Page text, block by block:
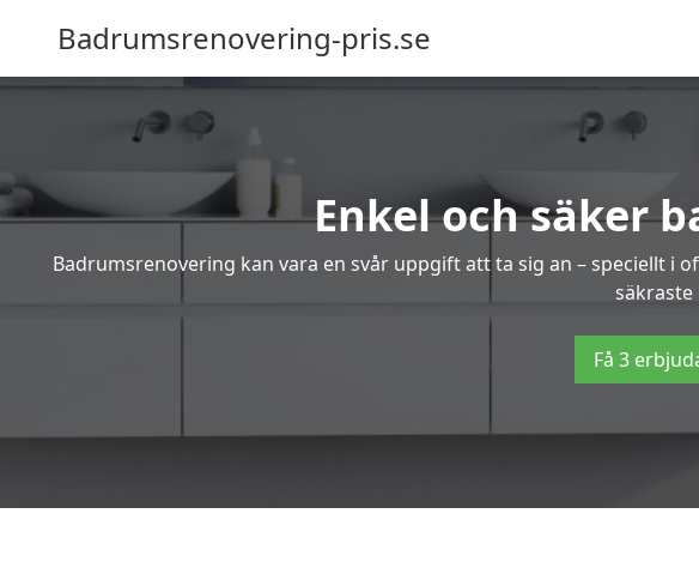
Badrumsrenovering-pris.se
Enkel och säker
Badrumsrenovering kan vara en svår uppgift att ta sig an – speciellt
Få 3